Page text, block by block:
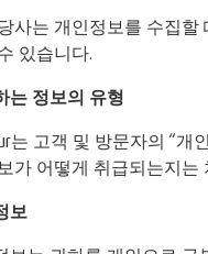
사는 개인정보를 수집
있습니다.
는 정보의 유형
는 고객 및 방문자의 “개
가 어떻게 취급되는지는
보